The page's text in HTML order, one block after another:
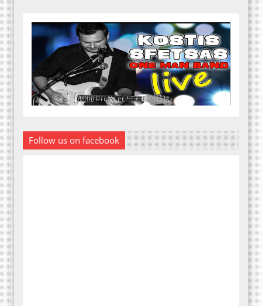
Follow us on facebook